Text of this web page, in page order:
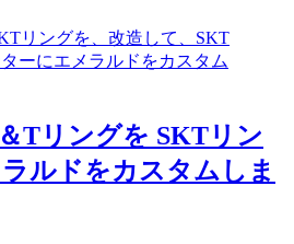
Tリングを SKTリン
ルドをカスタムしま